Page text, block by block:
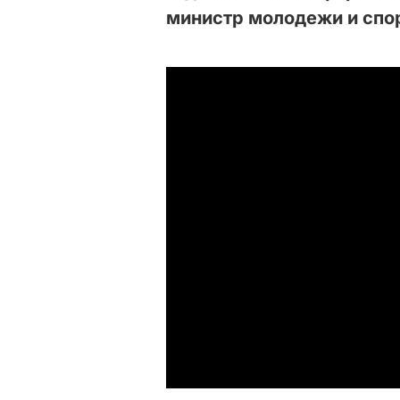
министр молодежи и